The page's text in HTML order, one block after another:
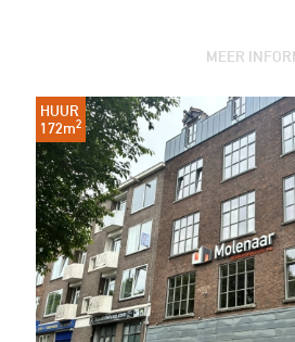
MEER
HUUR
172m2